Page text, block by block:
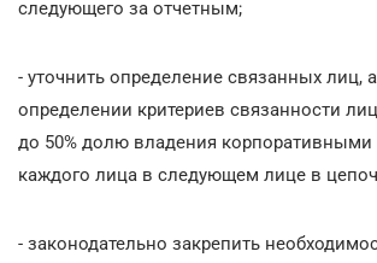
следующего за отчетным;
- уточнить определение связанных лиц,
определении критериев связанности
до 50% долю владения корпоративными
каждого лица в следующем лице в
- законодательно закрепить